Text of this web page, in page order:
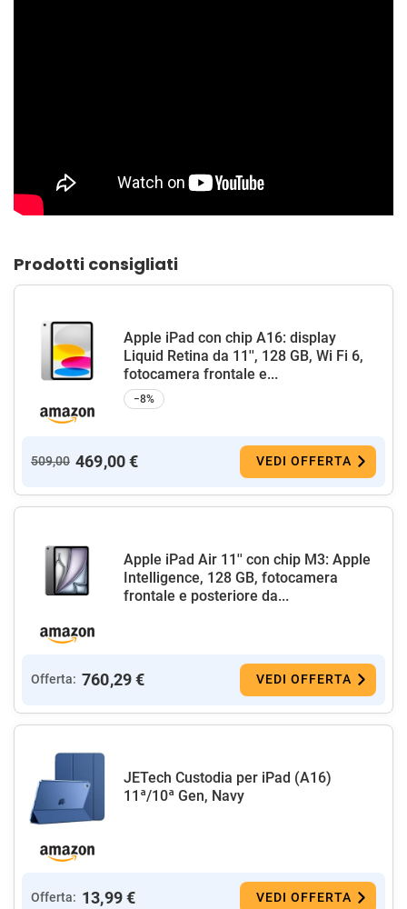
Prodotti consigliati
Apple iPad con chip A16: display
Liquid Retina da 11'', 128 GB, Wi Fi 6,
fotocamera frontale e...
−8%
509,00 469,00 € VEDI OFFERTA
Apple iPad Air 11'' con chip M3: Apple
Intelligence, 128 GB, fotocamera
frontale e posteriore da...
Offerta: 760,29 € VEDI OFFERTA
JETech Custodia per iPad (A16)
11ª/10ª Gen, Navy
Offerta: 13,99 € VEDI OFFERTA